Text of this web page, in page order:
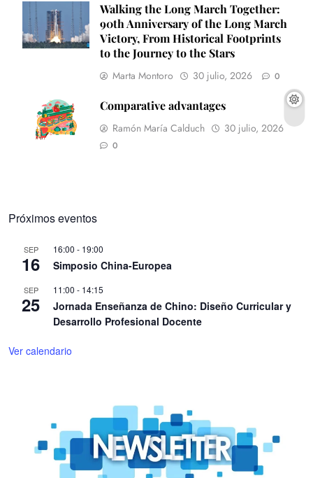
Walking the Long March Together:
90th Anniversary of the Long March
Victory, From Historical Footprints
to the Journey to the Stars
Marta Montoro 30 julio, 2026 0
Comparative advantages
Ramón María Calduch 30 julio, 2026
0
Próximos eventos
SEP
16
16:00 - 19:00
Simposio China-Europea
SEP
25
11:00 - 14:15
Jornada Enseñanza de Chino: Diseño Curricular y
Desarrollo Profesional Docente
Ver calendario